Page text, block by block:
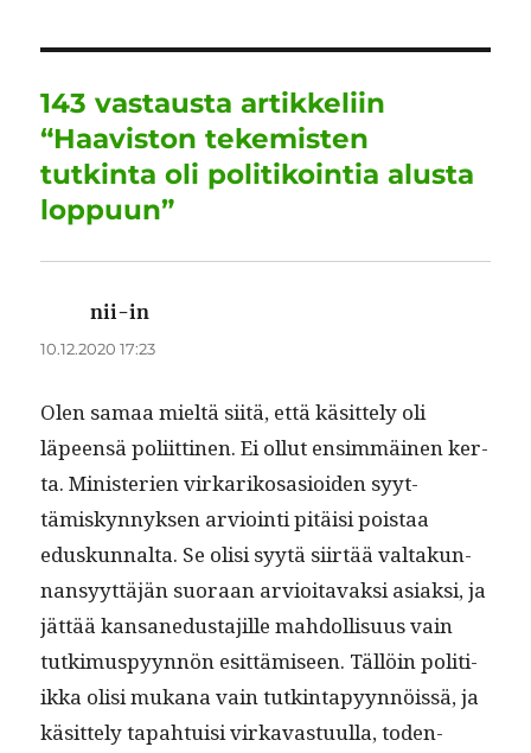
b
o
o
k
r
d
I
n
A
p
p
r
a
m
143 vastausta artikkeliin
“Haaviston tekemisten
tutkinta oli politikointia alusta
loppuun”
nii-in
10.12.2020 17:23
Olen samaa mieltä siitä, että käsit­te­ly oli
läpeen­sä poli­it­ti­nen. Ei ollut ensim­mäi­nen ker­
ta. Min­is­te­rien virkarikosasioiden syyt­
tämiskyn­nyk­sen arvioin­ti pitäisi pois­taa
eduskunnal­ta. Se olisi syytä siirtää val­takun­
nan­syyt­täjän suo­raan arvioitavak­si asi­ak­si, ja
jät­tää kansane­dus­ta­jille mah­dol­lisu­us vain
tutkimus­pyyn­nön esit­tämiseen. Täl­löin poli­ti­
ik­ka olisi mukana vain tutk­in­tapyyn­nöis­sä, ja
käsit­te­ly tapah­tu­isi virkavas­tu­ul­la, toden­